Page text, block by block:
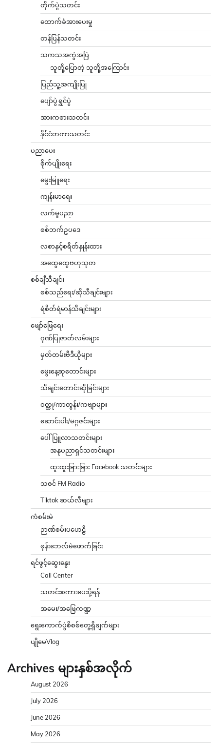
တိုက်ပွဲသတင်း
ထောက်ခံအားပေးမှု
တန်ပြန်သတင်း
သကသအကွဲအပြဲ
သူတို့ပြောတဲ့ သူတို့အကြောင်း
ပြည်သူ့အကျိုးပြု
ပျော်ပွဲရွှင်ပွဲ
အားကစားသတင်း
နိုင်ငံတကာသတင်း
ပညာပေး
စိုက်ပျိုးရေး
မွေးမြူရေး
ကျန်းမာရေး
လက်မှုပညာ
စစ်ဘက်ဥပဒေ
လစာနှင့်စရိတ်နှုန်းထား
အထွေထွေဗဟုသုတ
စစ်ချီသီချင်း
စစ်သည်ရေး/ဆိုသီချင်းများ
ရဲစိတ်ရဲမာန်သီချင်းများ
ဖျော်ဖြေရေး
ဂုဏ်ပြုဇာတ်လမ်းများ
မှတ်တမ်းဗီဒီယိုများ
မွေးနေ့ဆုတောင်းများ
သီချင်းတောင်းဆိုခြင်းများ
ဝတ္ထု/ကာတွန်း/ကဗျာများ
ဆောင်းပါး/မဂ္ဂဇင်းများ
ပေါ်ပြူလာသတင်းများ
အနုပညာရှင်သတင်းများ
ထူးထူးခြားခြား Facebook သတင်းများ
သဇင် FM Radio
Tiktok ဆယ်လီများ
ကံစမ်းမဲ
ဉာဏ်စမ်းပဟေဠိ
ဖုန်းဘေလ်မဲဖောက်ခြင်း
ရင်ဖွင့်ဆွေးနွေး
Call Center
သတင်းစကားပေးပို့ရန်
အမေး/အဖြေကဏ္ဍ
ရွေးကောက်ပွဲစိစစ်တွေ့ရှိချက်များ
ပျိုမေVlog
Archives များနှစ်အလိုက်
August 2026
July 2026
June 2026
May 2026